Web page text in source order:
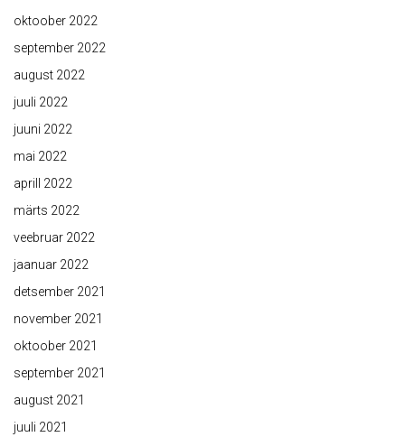
oktoober 2022
september 2022
august 2022
juuli 2022
juuni 2022
mai 2022
aprill 2022
märts 2022
veebruar 2022
jaanuar 2022
detsember 2021
november 2021
oktoober 2021
september 2021
august 2021
juuli 2021